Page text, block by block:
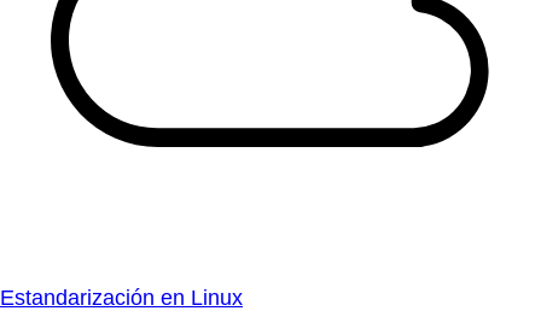
Estandarización en Linux